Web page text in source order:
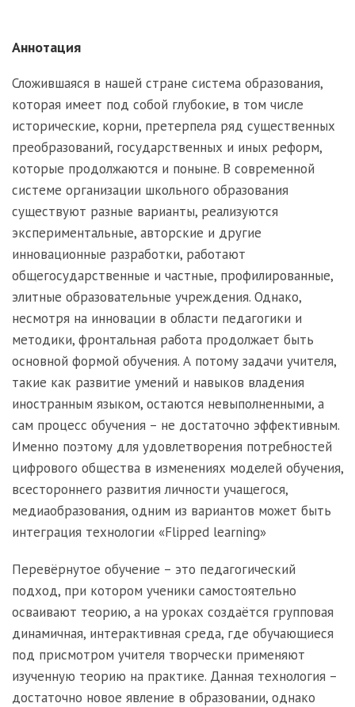
Аннотация
Сложившаяся в нашей стране система образования,
которая имеет под собой глубокие, в том числе
исторические, корни, претерпела ряд существенных
преобразований, государственных и иных реформ,
которые продолжаются и поныне. В современной
системе организации школьного образования
существуют разные варианты, реализуются
экспериментальные, авторские и другие
инновационные разработки, работают
общегосударственные и частные, профилированные,
элитные образовательные учреждения. Однако,
несмотря на инновации в области педагогики и
методики, фронтальная работа продолжает быть
основной формой обучения. А потому задачи учителя,
такие как развитие умений и навыков владения
иностранным языком, остаются невыполненными, а
сам процесс обучения – не достаточно эффективным.
Именно поэтому для удовлетворения потребностей
цифрового общества в изменениях моделей обучения,
всестороннего развития личности учащегося,
медиаобразования, одним из вариантов может быть
интеграция технологии «Flipped learning»
Перевёрнутое обучение – это педагогический
подход, при котором ученики самостоятельно
осваивают теорию, а на уроках создаётся групповая
динамичная, интерактивная среда, где обучающиеся
под присмотром учителя творчески применяют
изученную теорию на практике. Данная технология –
достаточно новое явление в образовании, однако